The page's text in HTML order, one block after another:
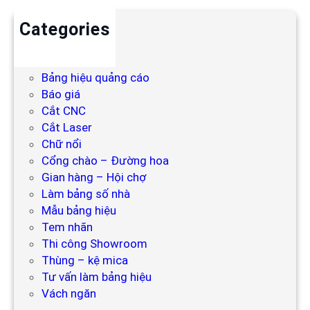
Categories
Bảng hiệu quảng cáo
Báo giá
Cắt CNC
Cắt Laser
Chữ nổi
Cổng chào – Đường hoa
Gian hàng – Hội chợ
Làm bảng số nhà
Mẫu bảng hiệu
Tem nhãn
Thi công Showroom
Thùng – kệ mica
Tư vấn làm bảng hiệu
Vách ngăn